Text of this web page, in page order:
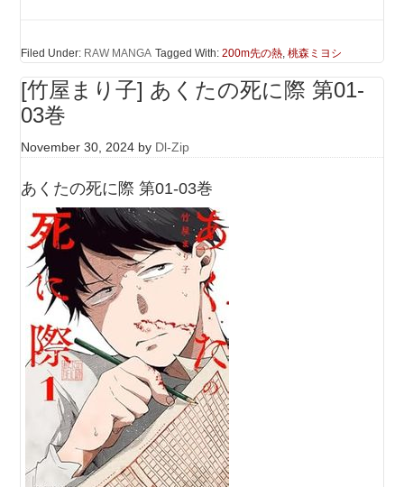
Filed Under: RAW MANGA Tagged With:200m先の熱,桃森ミヨシ
[竹屋まり子] あくたの死に際 第01-
03巻
November 30, 2024 by Dl-Zip
あくたの死に際 第01-03巻